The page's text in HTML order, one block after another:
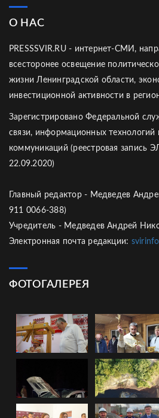
О НАС
PRESSSVIR.RU - интернет-СМИ,
всесторонее освещение
жизни Ленинградской области,
инвестиционной активности в
Зарегистрировано Федеральной
связи, информационных технологий
коммуникаций (реестровая запись
22.09.2020)
Главный редактор - Медведев
911 0066-388)
Учредитель - Медведев Андрей
Электронная почта редакции:
ФОТОГАЛЕРЕЯ